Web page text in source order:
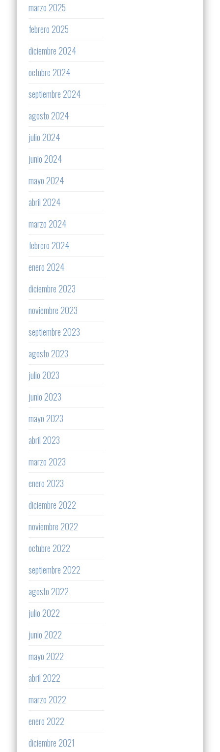
marzo 2025
febrero 2025
diciembre 2024
octubre 2024
septiembre 2024
agosto 2024
julio 2024
junio 2024
mayo 2024
abril 2024
marzo 2024
febrero 2024
enero 2024
diciembre 2023
noviembre 2023
septiembre 2023
agosto 2023
julio 2023
junio 2023
mayo 2023
abril 2023
marzo 2023
enero 2023
diciembre 2022
noviembre 2022
octubre 2022
septiembre 2022
agosto 2022
julio 2022
junio 2022
mayo 2022
abril 2022
marzo 2022
enero 2022
diciembre 2021